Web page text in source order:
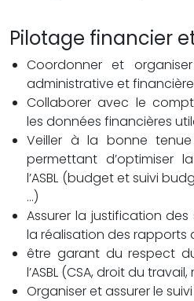
Pilotage financier
Coordonner et
administrative et financière
Collaborer avec le
les données financières
Veiller à la bonne
permettant d’optimiser
l’ASBL (budget et suivi
…)
Assurer la justification
la réalisation des rapports
être garant du respect
l’ASBL (CSA, droit du
Organiser et assurer le